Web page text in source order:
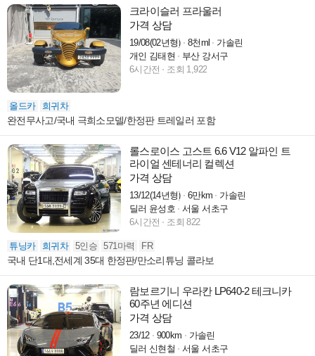
크라이슬러 프라울러
가격 상담
19/08(02년형) 8천ml
가솔린
개인 김태현
부산 강서구
6시간전
조회 1,922
올드카 희귀차
완전무사고/국내 극희소모델/한정판 트레일러 포함
롤스로이스 고스트 6.6 V12 알파인 트
라이얼 센테너리 컬렉션
가격 상담
13/12(14년형) 6만km
가솔린
딜러 윤성호
서울 서초구
6시간전
조회 822
튜닝카 희귀차 5인승 571마력 FR
국내 단1대,전세계 35대 한정판/만소리튜닝 콜라보
람보르기니 우라칸 LP640-2 테크니카
60주년 에디션
가격 상담
23/12 900km
가솔린
딜러 신현철
서울 서초구